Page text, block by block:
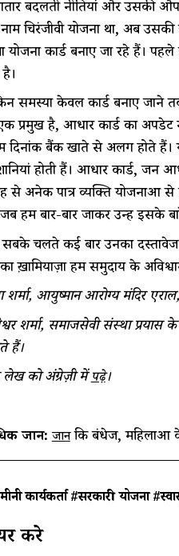
बदलती नीतियां और उसकी
चिरंजीवी योजना था, अब
योजना कार्ड बनाए जा रहे हैं।
समस्या केवल कार्ड बनाए जाने
प्रमुख है, आधार कार्ड का अपडेट
दिनांक बैंक खाते से अलग होते हैं।
होती हैं। आधार कार्ड, जन
से अनेक पात्र व्यक्ति योजनाओं से
हम बार-बार जाकर उन्हें इसके
चलते कई बार उनका दस्तावेज
ख़ामियाज़ा हमें समुदाय के
शर्मा, आयुष्मान आरोग्य मंदिर
शर्मा, समाजसेवी संस्था
हैं।
को अंग्रेज़ी मेंपढ़े।
जानें:जानेंकि बंधेज, महिलाओं के
कार्यकर्ता #सरकारी योजना
करे